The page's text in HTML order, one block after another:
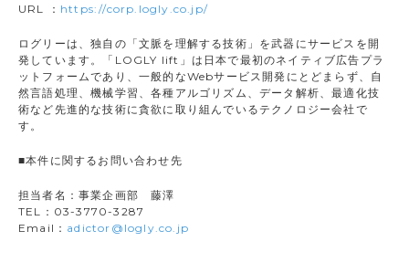
URL ： https://corp.logly.co.jp/
ログリーは、独自の「文脈を理解する技術」を武器にサービスを開
発しています。「LOGLY lift」は日本で最初のネイティブ広告プラ
ットフォームであり、一般的なWebサービス開発にとどまらず、自
然言語処理、機械学習、各種アルゴリズム、データ解析、最適化技
術など先進的な技術に貪欲に取り組んでいるテクノロジー会社で
す。
■本件に関するお問い合わせ先
担当者名：事業企画部 藤澤
TEL：03-3770-3287
Email： adictor@logly.co.jp